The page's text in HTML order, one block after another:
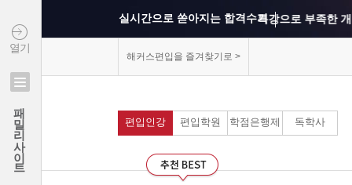
열기
패밀리사이트
실시간으로 쏟아지는 합격수기특강으로 부족한
선생님과의 카톡
건국대학교 최종합격 이*준
중앙대학교 최종합격 이*영
해커스편입을 즐겨찾기로 >
편입인강 편입학원 학점은행제 독학사